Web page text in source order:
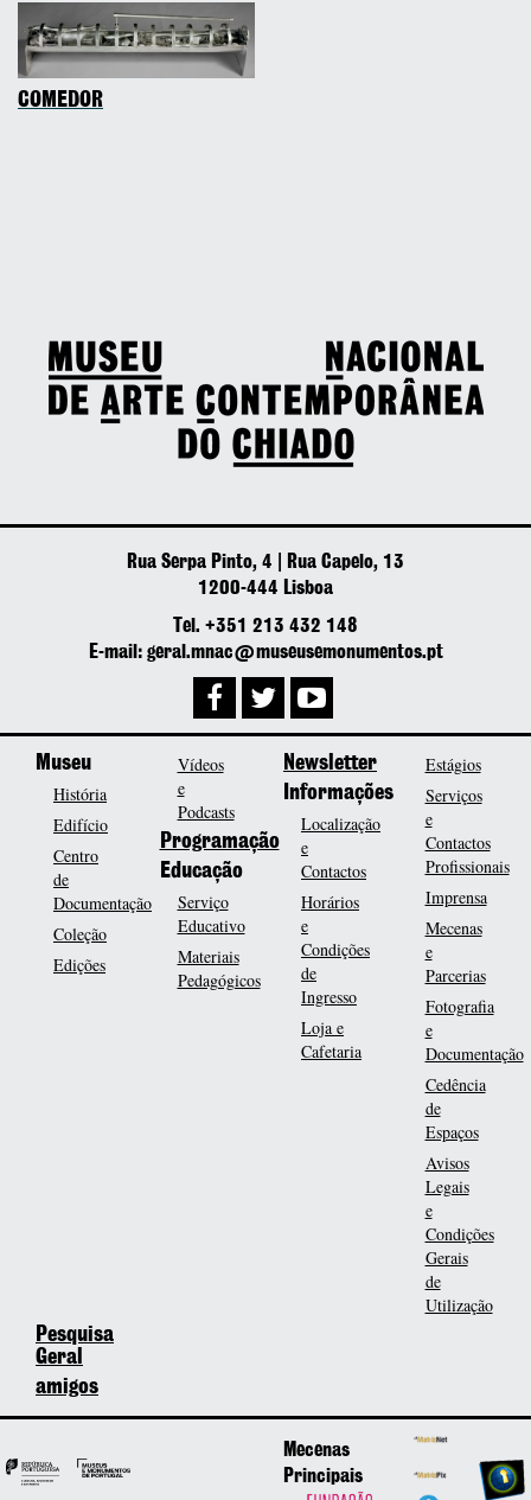
COMEDOR
Rua Serpa Pinto, 4 | Rua Capelo, 13
1200-444 Lisboa
Tel. +351 213 432 148
E-mail: geral.mnac@museusemonumentos.pt
Museu
História
Edifício
Centro
de
Documentação
Coleção
Edições
Vídeos
e
Podcasts
Programação
Educação
Serviço
Educativo
Materiais
Pedagógicos
Newsletter
Informações
Localização
e
Contactos
Horários
e
Condições
de
Ingresso
Loja e
Cafetaria
Estágios
Serviços
e
Contactos
Profissionais
Imprensa
Mecenas
e
Parcerias
Fotografia
e
Documentação
Cedência
de
Espaços
Avisos
Legais
e
Condições
Gerais
de
Utilização
Pesquisa
Geral
amigos
Mecenas
Principais